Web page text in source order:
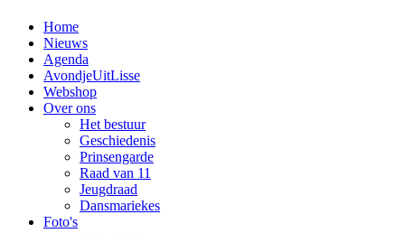
Home
Nieuws
Agenda
AvondjeUitLisse
Webshop
Over ons
Het bestuur
Geschiedenis
Prinsengarde
Raad van 11
Jeugdraad
Dansmariekes
Foto's